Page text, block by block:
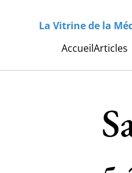
La Vitrine de la
AccueilArticles